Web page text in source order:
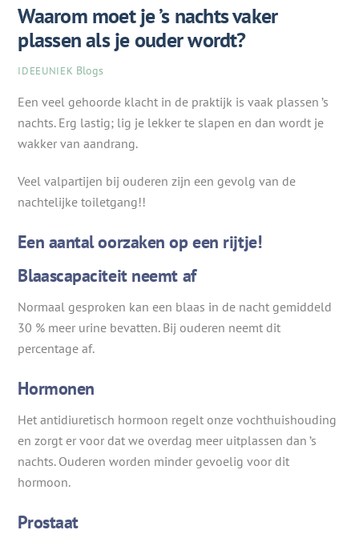
Waarom moet je ’s nachts vaker
plassen als je ouder wordt?
IDEEUNIEK Blogs
Een veel gehoorde klacht in de praktijk is vaak plassen ’s
nachts. Erg lastig; lig je lekker te slapen en dan wordt je
wakker van aandrang.
Veel valpartijen bij ouderen zijn een gevolg van de
nachtelijke toiletgang!!
Een aantal oorzaken op een rijtje!
Blaascapaciteit neemt af
Normaal gesproken kan een blaas in de nacht gemiddeld
30 % meer urine bevatten. Bij ouderen neemt dit
percentage af.
Hormonen
Het antidiuretisch hormoon regelt onze vochthuishouding
en zorgt er voor dat we overdag meer uitplassen dan ’s
nachts. Ouderen worden minder gevoelig voor dit
hormoon.
Prostaat